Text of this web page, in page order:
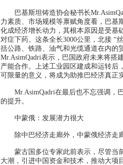
巴基斯坦铸造协会秘书长
力素质、市场规模等禀赋角度看，巴基
化成经济增长动力，其根本原因是受基
对症下药。这条全长3000公里，北接 “
括公路、铁路、油气和光缆通道在内的
Mr.AsimQadri表示，巴国政府未来将搭
产能合作。上述工业园区建成和运转后
可限量的意义，将成为助推巴经济真正
Mr.AsimQadri在最后也不忘强调，巴
的提升。
中蒙俄：发展潜力很大
除中巴经济走廊外，中蒙俄经济走廊
蒙古国多位专家此前表示，尽管当前
大潮，引进中国资金和技术，推动大项